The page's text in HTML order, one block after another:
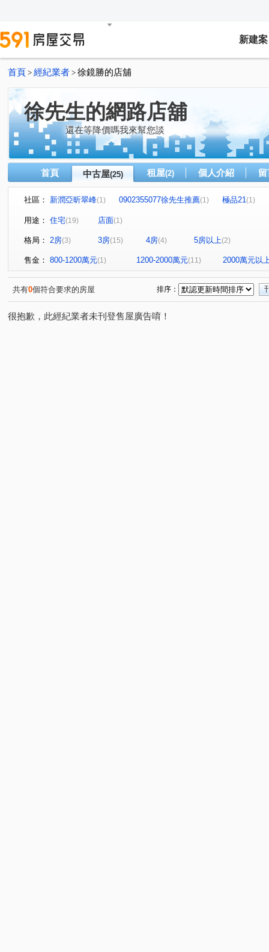
新建案
首頁 > 經紀業者 > 徐鏡勝的店舖
徐先生的網路店舖
還在等降價嗎我來幫您談
首頁 中古屋(25) 租屋(2) 個人介紹
社區： 新潤亞昕翠峰(1) 0902355077徐先生推薦(1) 極品21(1)
0902355077徐先生推薦
全球家年華
新潤都峰苑一期(1) 禾蓮心家園(1)
東帝士金銀座廣場
中華大都心(1) 一道彩虹田園小城(1)
徐先生推薦0902355077(1) 都峰苑二期(1) 現代金典(1)
徐先生推薦0902355077
幸福公園百合館(1) 藝文街
中信街(1) 中央路(3) 西盛街(1) 新樹路(1) 中和街(2)
泰林路二段(1) 公園一路(1) 新生街
用途： 住宅(19) 店面(1)
格局： 2房(3) 3房(15) 4房(4) 5房以上(2)
售金： 800-1200萬元(1) 1200-2000萬元(11) 2000萬元以
共有0個符合要求的房屋 排序：
很抱歉，此經紀業者未刊登售屋廣告唷！